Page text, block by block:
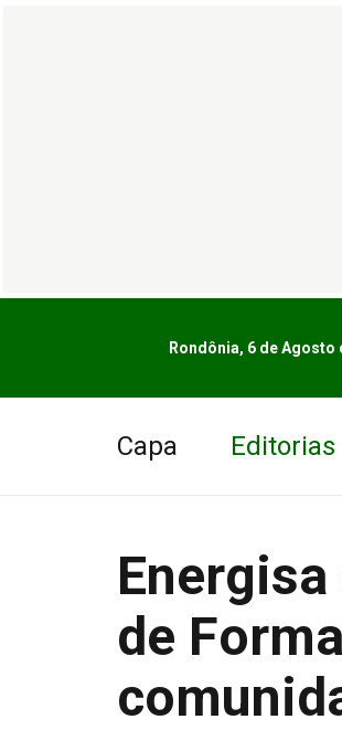
Rondônia, 6 de Agosto
Capa Editorias
de